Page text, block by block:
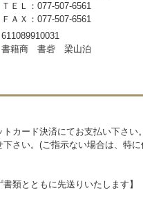
ＴＥＬ：077-507-6561
ＦＡＸ：077-507-6561
611089910031
書籍商 書砦 梁山泊
カード決済にてお支払い下さい。
さい。(ご指示ない場合は、特
類とともに先送りいたします】